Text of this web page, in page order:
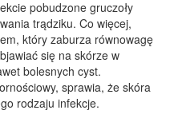
pobudzone gruczoły
trądziku. Co więcej,
który zaburza równowagę
się na skórze w
bolesnych cyst.
sprawia, że skóra
rodzaju infekcje.